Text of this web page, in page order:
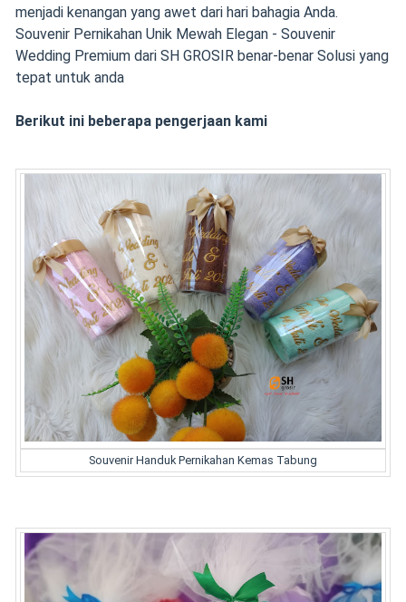
menjadi kenangan yang awet dari hari bahagia Anda.
Souvenir Pernikahan Unik Mewah Elegan - Souvenir
Wedding Premium dari SH GROSIR benar-benar Solusi yang
tepat untuk anda
Berikut ini beberapa pengerjaan kami
Souvenir Handuk Pernikahan Kemas Tabung